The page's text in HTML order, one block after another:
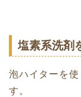
塩素系洗剤
泡ハイターを
す。